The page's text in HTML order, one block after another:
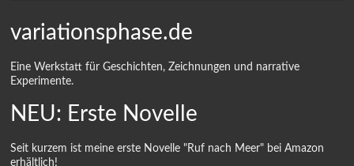
variationsphase.de
Eine Werkstatt für Geschichten, Zeichnungen und narrative
Experimente.
NEU: Erste Novelle
Seit kurzem ist meine erste Novelle "Ruf nach Meer" bei Amazon
erhältlich!